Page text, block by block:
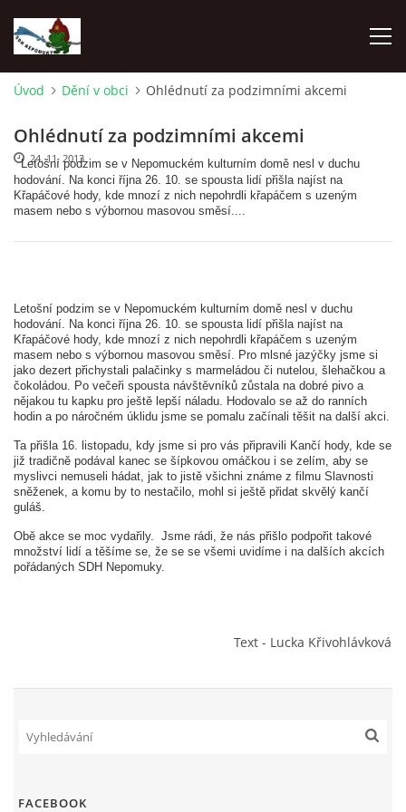
NEPOMUKY
ČLENOVÉ
NAŠE DRUŽSTVA
ZÁVODY
VCÚ, VČHL, EX
OSTATNÍ
ZÁSAHOVÁ JEDNOTKA
Úvod Dění v obci Ohlédnutí za podzimními akcemi
Ohlédnutí za podzimními akcemi
24. 11. 2013
Letošní podzim se v Nepomuckém kulturním domě nesl v duchu
hodování. Na konci října 26. 10. se spousta lidí přišla najíst na
Křapáčové hody, kde mnozí z nich nepohrdli křapáčem s uzeným
masem nebo s výbornou masovou směsí....
Letošní podzim se v Nepomuckém kulturním domě nesl v duchu
hodování. Na konci října 26. 10. se spousta lidí přišla najíst na
Křapáčové hody, kde mnozí z nich nepohrdli křapáčem s uzeným
masem nebo s výbornou masovou směsí. Pro mlsné jazýčky jsme si
jako dezert přichystali palačinky s marmeládou či nutelou, šlehačkou a
čokoládou. Po večeři spousta návštěvníků zůstala na dobré pivo a
nějakou tu kapku pro ještě lepší náladu. Hodovalo se až do ranních
Ta přišla 16. listopadu, kdy jsme si pro vás připravili Kančí hody, kde se
již tradičně podával kanec se šípkovou omáčkou i se zelím, aby se
myslivci nemuseli hádat, jak to jistě všichni známe z filmu Slavnosti
sněženek, a komu by to nestačilo, mohl si ještě přidat skvělý kančí
guláš.
Obě akce se moc vydařily.  Jsme rádi, že nás přišlo podpořit takové
množství lidí a těšíme se, že se se všemi uvidíme i na dalších akcích
pořádaných SDH Nepomuky.
Text - Lucka Křivohlávková
FACEBOOK